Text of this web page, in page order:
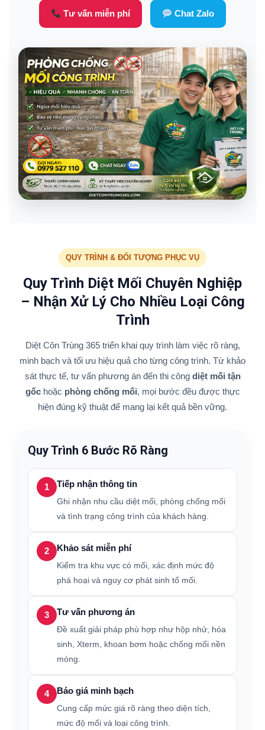
Tư vấn miễn phí Chat Zalo
QUY TRÌNH & ĐỐI TƯỢNG PHỤC VỤ
Quy Trình Diệt Mối Chuyên Nghiệp
– Nhận Xử Lý Cho Nhiều Loại Công
Trình
Diệt Côn Trùng 365 triển khai quy trình làm việc rõ ràng,
minh bạch và tối ưu hiệu quả cho từng công trình. Từ khảo
sát thực tế, tư vấn phương án đến thi công diệt mối tận
gốchoặc phòng chống mối, mọi bước đều được thực
hiện đúng kỹ thuật để mang lại kết quả bền vững.
Quy Trình 6 Bước Rõ Ràng
1 Tiếp nhận thông tin
Ghi nhận nhu cầu diệt mối, phòng chống mối
và tình trạng công trình của khách hàng.
2 Khảo sát miễn phí
Kiểm tra khu vực có mối, xác định mức độ
phá hoại và nguy cơ phát sinh tổ mối.
3 Tư vấn phương án
Đề xuất giải pháp phù hợp như hộp nhử, hóa
sinh, Xterm, khoan bơm hoặc chống mối nền
móng.
4 Báo giá minh bạch
Cung cấp mức giá rõ ràng theo diện tích,
mức độ mối và loại công trình.